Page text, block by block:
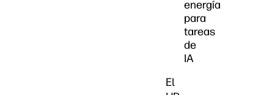
energía
para
tareas
de
IA
El